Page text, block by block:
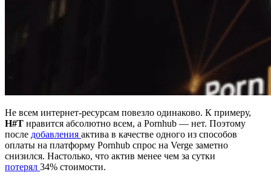
Не всем интернет-ресурсам повезло одинаково. К примеру,
H#T нравится абсолютно всем, а Pornhub — нет. Поэтому
после добавления актива в качестве одного из способов
оплаты на платформу Pornhub спрос на Verge заметно
снизился. Настолько, что актив менее чем за сутки
потерял 34% стоимости.